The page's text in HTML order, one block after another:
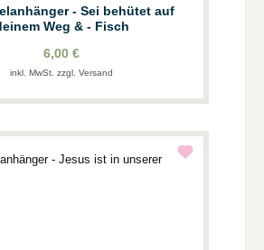
- Sei behütet auf
Weg & - Fisch
6,00 €
inkl. MwSt. zzgl. Versand